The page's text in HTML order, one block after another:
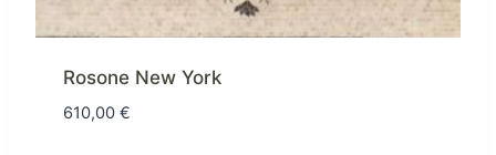
Rosone New York
610,00 €